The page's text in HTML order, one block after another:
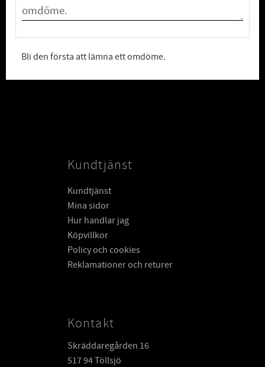
Bli den första att lämna ett omdöme.
Kundtjänst
Kundtjänst
Mina sidor
Hur handlar jag
Köpvillkor
Policy och cookies
Reklamationer och returer
Kontakt
Skräddaregården 16
517 94 Töllsjö